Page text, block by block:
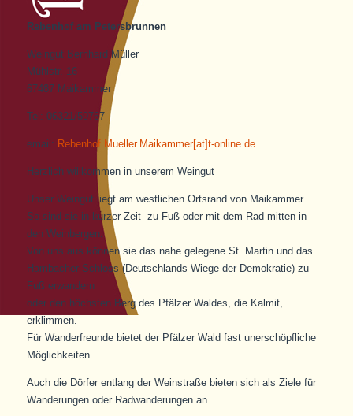
Rebenhof am Petersbrunnen
Weingut Bernhard Müller
Mühlstr. 16
67487 Maikammer
Tel: 06321/59767
email: Rebenhof.Mueller.Maikammer[at]t-online.de
Herzlich willkommen in unserem Weingut
Unser Weingut liegt am westlichen Ortsrand von Maikammer.
So sind sie in kurzer Zeit zu Fuß oder mit dem Rad mitten in
den Weinbergen.
Von uns aus können sie das nahe gelegene St. Martin und das
Hambacher Schloss (Deutschlands Wiege der Demokratie) zu
Fuß erwandern
oder den höchsten Berg des Pfälzer Waldes, die Kalmit,
erklimmen.
Für Wanderfreunde bietet der Pfälzer Wald fast unerschöpfliche
Möglichkeiten.
Auch die Dörfer entlang der Weinstraße bieten sich als Ziele für
Wanderungen oder Radwanderungen an.